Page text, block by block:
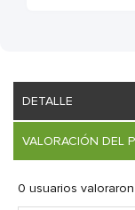
DETALLE
VALORACIÓN DEL
0 usuarios